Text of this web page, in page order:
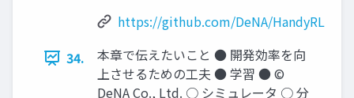
https://github.com/DeNA/HandyRL
34.
本章で伝えたいこと ● 開発効率を向
上させるための工夫 ● 学習 ● ©
DeNA Co., Ltd. ○ シミュレータ ○ 分